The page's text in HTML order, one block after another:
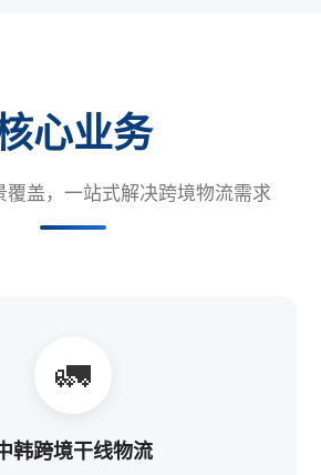
心业务
覆盖，一站式解决跨境物流需求
🚛
韩跨境干线物流